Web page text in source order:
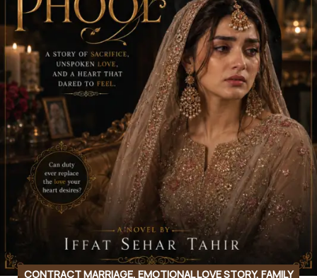
CONTRACT MARRIAGE, EMOTIONAL LOVE STORY, FAMILY